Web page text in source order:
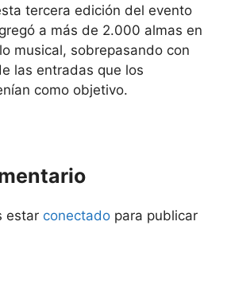
tercera edición del evento
a más de 2.000 almas en
musical, sobrepasando con
las entradas que los
como objetivo.
estar conectado para publicar